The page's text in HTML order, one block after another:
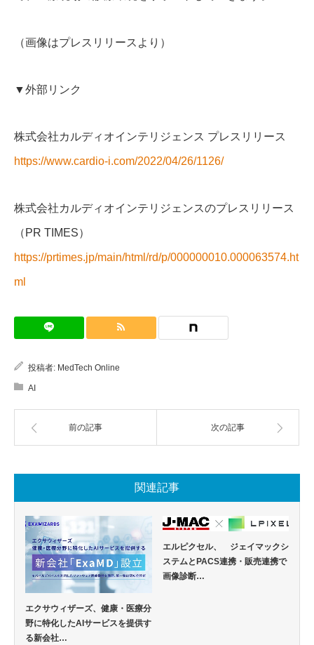
（画像はプレスリリースより）
▼外部リンク
株式会社カルディオインテリジェンス プレスリリース
https://www.cardio-i.com/2022/04/26/1126/
株式会社カルディオインテリジェンスのプレスリリース
（PR TIMES）
https://prtimes.jp/main/html/rd/p/000000010.000063574.ht
ml
投稿者: MedTech Online
AI
前の記事 次の記事
関連記事
エクサウィザーズ、健康・医療分
野に特化したAIサービスを提供す
る新会社…
エルピクセル、 ジェイマックシ
ステムとPACS連携・販売連携で
画像診断…